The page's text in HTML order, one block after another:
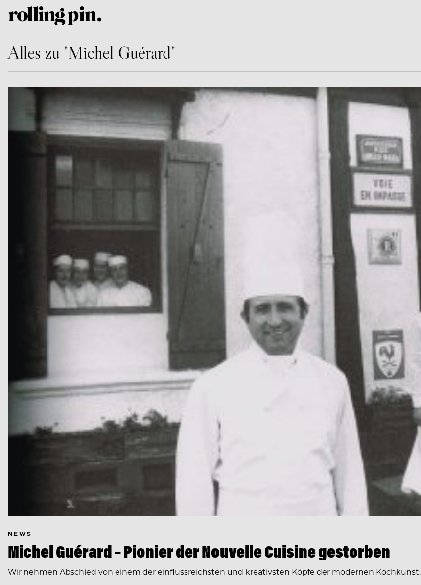
Alles zu "Michel Guérard"
NEWS
Michel Guérard – Pionier der Nouvelle Cuisine gestorben
Wir nehmen Abschied von einem der einflussreichsten und kreativsten Köpfe der modernen Kochkunst.